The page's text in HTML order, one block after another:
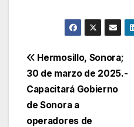
Navegación
de
entradas
Hermosillo, Sonora;
30 de marzo de 2025.-
Capacitará Gobierno
de Sonora a
operadores de